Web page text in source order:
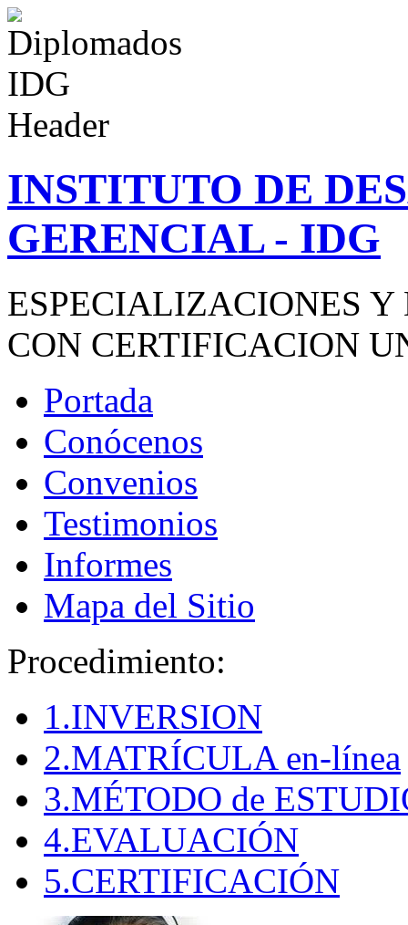
INSTITUTO DE
GERENCIAL - IDG
ESPECIALIZACIONES
CON CERTIFICACION
Portada
Conócenos
Convenios
Testimonios
Informes
Mapa del Sitio
Procedimiento:
1.INVERSION
2.MATRÍCULA en-línea
3.MÉTODO de
4.EVALUACIÓN
5.CERTIFICACIÓN